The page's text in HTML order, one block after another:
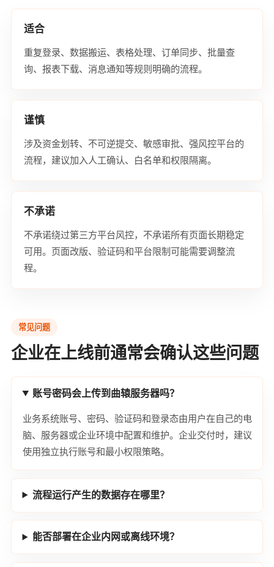
适合
重复登录、数据搬运、表格处理、订单同步、批量查
询、报表下载、消息通知等规则明确的流程。
谨慎
涉及资金划转、不可逆提交、敏感审批、强风控平台的
流程，建议加入人工确认、白名单和权限隔离。
不承诺
不承诺绕过第三方平台风控，不承诺所有页面长期稳定
可用。页面改版、验证码和平台限制可能需要调整流
程。
常见问题
企业在上线前通常会确认这些问题
账号密码会上传到曲辕服务器吗？
业务系统账号、密码、验证码和登录态由用户在自己的电
脑、服务器或企业环境中配置和维护。企业交付时，建议
使用独立执行账号和最小权限策略。
流程运行产生的数据存在哪里？
能否部署在企业内网或离线环境？